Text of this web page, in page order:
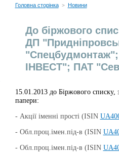
4 серпня 2026 р.
Головна сторінка > Новини
До біржового
ДП
ІНВЕСТ"; ПАТ
15.01.2013 до Біржового списку,
папери:
- Акції іменні прості (ISIN
- Обл.проц.імен.під-в (ISIN
- Обл.проц.імен.під-в (ISIN